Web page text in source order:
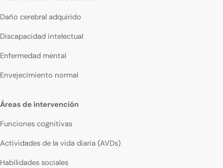
Daño cerebral adquirido
Discapacidad intelectual
Enfermedad mental
Envejecimiento normal
Áreas de intervención
Funciones cognitivas
Actividades de la vida diaria (AVDs)
Habilidades sociales